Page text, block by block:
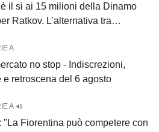
il si ai 15 milioni della Dinamo
Ratkov. L’alternativa tra
A
no stop - Indiscrezioni,
e retroscena del 6 agosto
A
"La Fiorentina può competere con